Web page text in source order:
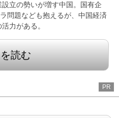
立の勢いが増す中国。国有企
問題なども抱えるが、中国経済
力がある。
読む
PR